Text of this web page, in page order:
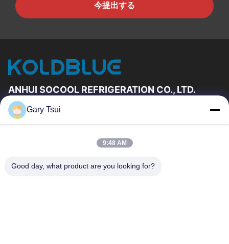
今提出する
ANHUI SOCOOL REFRIGERATION CO., LTD.
速いリンク
私達について
工場旅行
品質管理
Gary Tsui
9:48 AM
Good day, what product are you looking for?